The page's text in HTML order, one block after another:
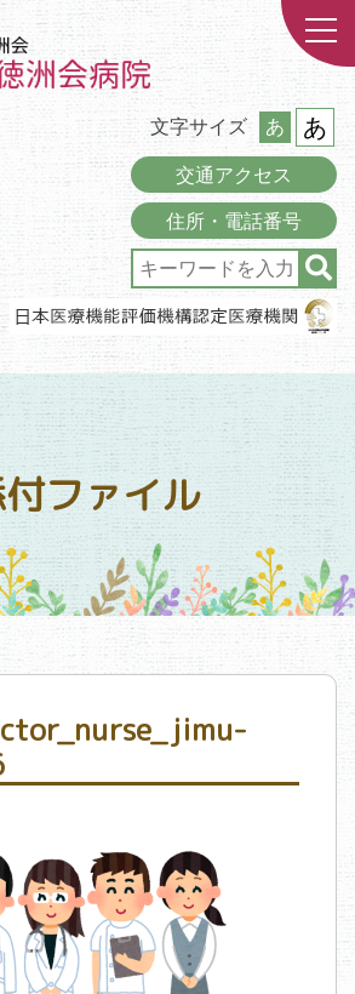
文字サイズ あ あ
交通アクセス
住所・電話番号
ファイル